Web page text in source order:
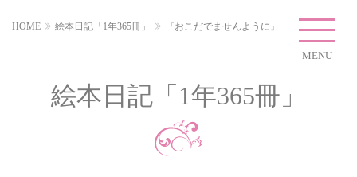
MENU
HOME 絵本日記「1年365冊」 『おこだでませんように』
絵本日記「1年365冊」